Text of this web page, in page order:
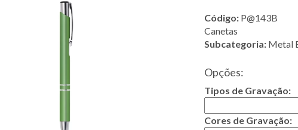
Código: P@143B
Canetas
Subcategoria: Metal
Opções:
Tipos de Gravação:
Cores de Gravação: